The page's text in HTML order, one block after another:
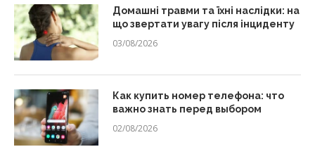
Домашні травми та їхні наслідки: на
що звертати увагу після інциденту
03/08/2026
Как купить номер телефона: что
важно знать перед выбором
02/08/2026